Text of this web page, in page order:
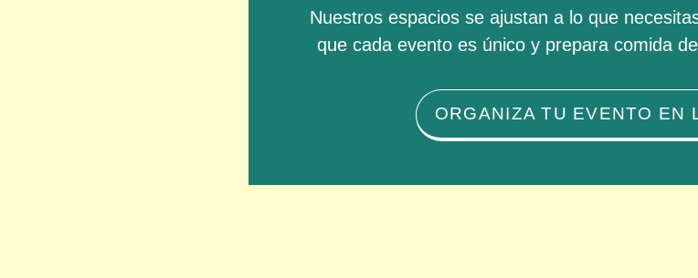
Nuestros espacios se ajustan a lo que
que cada evento es único y prepara comida
ORGANIZA TU EVENTO EN